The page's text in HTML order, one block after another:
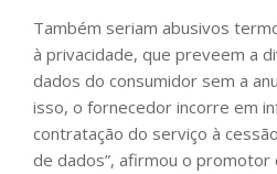
Também seriam abusivos
à privacidade, que preveem a
dados do consumidor sem a
isso, o fornecedor incorre em
contratação do serviço à
de dados”, afirmou o promotor